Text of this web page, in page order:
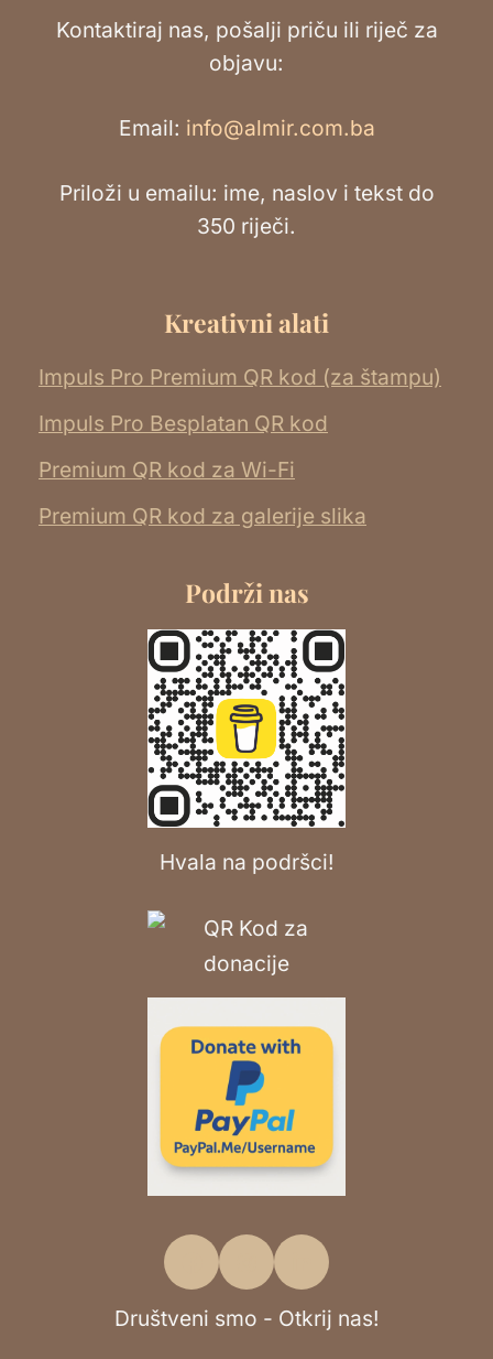
Kontaktiraj nas, pošalji priču ili riječ za
objavu:
Email: info@almir.com.ba
Priloži u emailu: ime, naslov i tekst do
350 riječi.
Kreativni alati
Impuls Pro Premium QR kod (za štampu)
Impuls Pro Besplatan QR kod
Premium QR kod za Wi-Fi
Premium QR kod za galerije slika
Podrži nas
Hvala na podršci!
Društveni smo - Otkrij nas!